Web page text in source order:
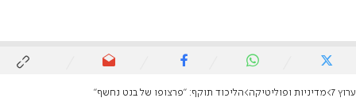
ערוץ 7 מדיניות ופוליטיקה הליכוד תוקף: "פרצופו של בנט נחשף"